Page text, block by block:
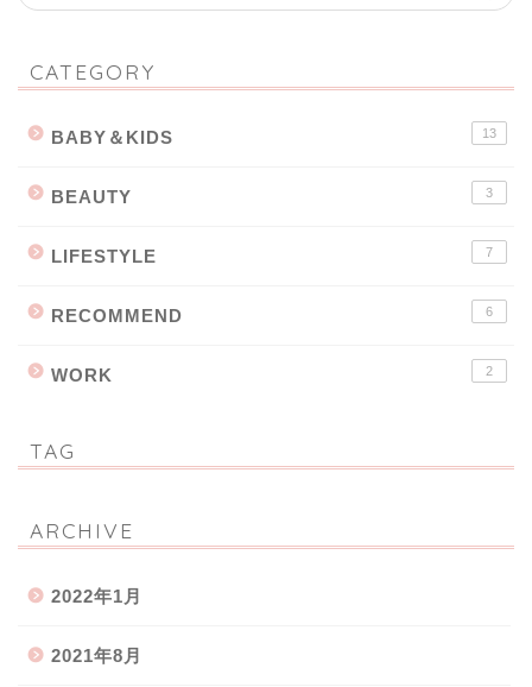
CATEGORY
BABY＆KIDS 13
BEAUTY 3
LIFESTYLE 7
RECOMMEND 6
WORK 2
TAG
ARCHIVE
2022年1月
2021年8月